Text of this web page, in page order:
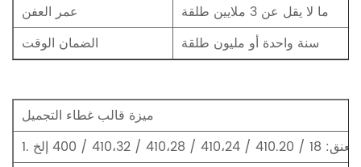
عمر العفن
ما لا يقل عن 3 ملايين طلقة
الضمان الوقت
سنة واحدة أو مليون طلقة
ميزة قالب غطاء التجميل
410،24 / 410،28 / 410،32 / 400 إلخ